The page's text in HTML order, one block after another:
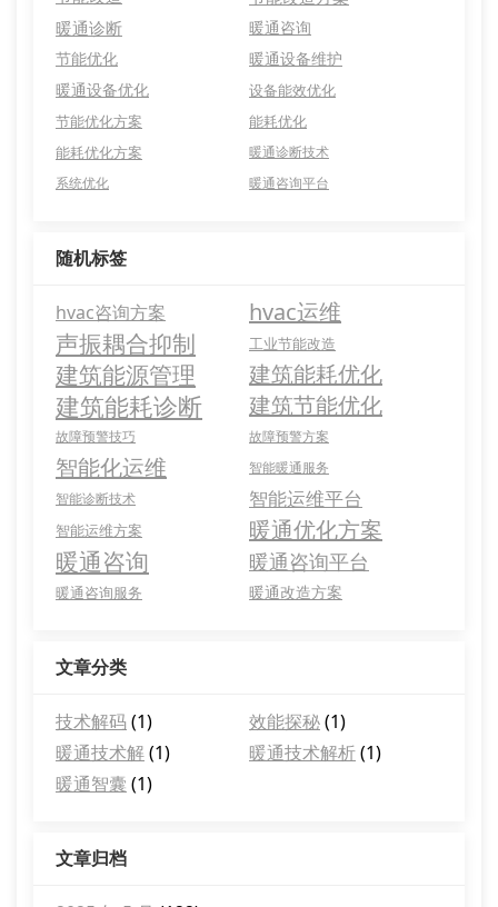
暖通诊断
暖通咨询
节能优化
暖通设备维护
暖通设备优化
设备能效优化
节能优化方案
能耗优化
能耗优化方案
暖通诊断技术
系统优化
暖通咨询平台
随机标签
hvac咨询方案 hvac运维
声振耦合抑制 工业节能改造
建筑能源管理 建筑能耗优化
建筑能耗诊断 建筑节能优化
故障预警技巧 故障预警方案
智能化运维
智能暖通服务
智能诊断技术
智能运维平台
智能运维方案 暖通优化方案
暖通咨询 暖通咨询平台
暖通咨询服务 暖通改造方案
文章分类
技术解码 (1) 效能探秘(1)
暖通技术解(1) 暖通技术解析(1)
暖通智囊 (1)
文章归档